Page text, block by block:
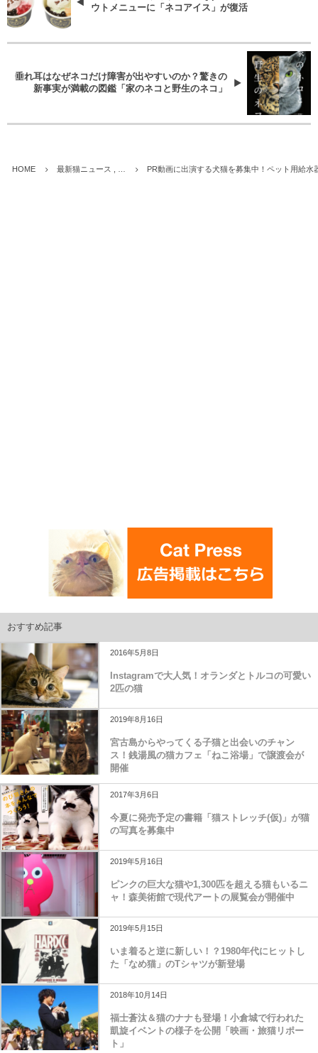
ウトメニューに「ネコアイス」が復活
垂れ耳はなぜネコだけ障害が出やすいのか？驚きの
新事実が満載の図鑑「家のネコと野生のネコ」
HOME 最新猫ニュース , … PR動画に出演する犬猫を募集中！ペット用給
おすすめ記事
2016年5月8日
Instagramで大人気！オランダとトルコの可愛い
2匹の猫
2019年8月16日
宮古島からやってくる子猫と出会いのチャン
ス！銭湯風の猫カフェ「ねこ浴場」で譲渡会が
開催
2017年3月6日
今夏に発売予定の書籍「猫ストレッチ(仮)」が猫
の写真を募集中
2019年5月16日
ピンクの巨大な猫や1,300匹を超える猫もいるニ
ャ！森美術館で現代アートの展覧会が開催中
2019年5月15日
いま着ると逆に新しい！？1980年代にヒットし
た「なめ猫」のTシャツが新登場
2018年10月14日
福士蒼汰＆猫のナナも登場！小倉城で行われた
凱旋イベントの様子を公開「映画・旅猫リポー
ト」